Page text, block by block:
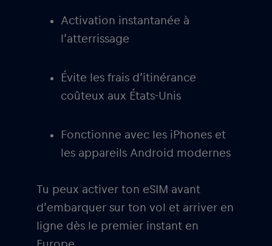
Activation instantanée à
l’atterrissage
Évite les frais d’itinérance
coûteux aux États-Unis
Fonctionne avec les iPhones et
les appareils Android modernes
Tu peux activer ton eSIM avant
d’embarquer sur ton vol et arriver en
ligne dès le premier instant en